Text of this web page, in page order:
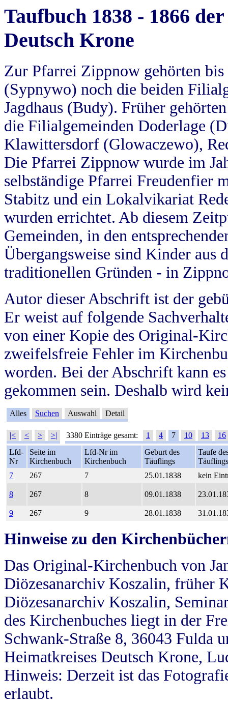
Taufbuch 1838 - 1866
Deutsch Krone
Zur Pfarrei Zippnow gehörten
(Sypnywo) noch die beiden
Jagdhaus (Budy). Früher
die Filialgemeinden Doderlage
Klawittersdorf (Glowaczewo),
Die Pfarrei Zippnow wurde im
selbständige Pfarrei Freudenfier
Stabitz und ein Lokalvikariat
wurden errichtet. Ab diesem
Gemeinden, in den
Übergangsweise sind Kinder aus
traditionellen Gründen - in
Autor dieser Abschrift ist der
Er weist auf folgende
von einer Kopie des Original-
zweifelsfreie Fehler im
worden. Bei der Abschrift kann
gekommen sein. Deshalb wird
Alles Suchen Auswahl Detail
|< < > >| 3380 Einträge gesamt: 1 4 7 10 13
16
Lfd-
Nr
Seite im
Kirchenbuch
Lfd-Nr im
Kirchenbuch
Geburt des
Täuflings
Taufe
Täuflings
7
267 7 25.01.1838 kein
8 267 8 09.01.1838
9 267 9 28.01.1838
Hinweise zu den
Das Original-Kirchenbuch von
Diözesanarchiv Koszalin, früher
Diözesanarchiv Koszalin,
des Kirchenbuches liegt in der
Schwank-Straße 8, 36043 Fulda
Heimatkreises Deutsch Krone,
Hinweis: Derzeit ist das
erlaubt.